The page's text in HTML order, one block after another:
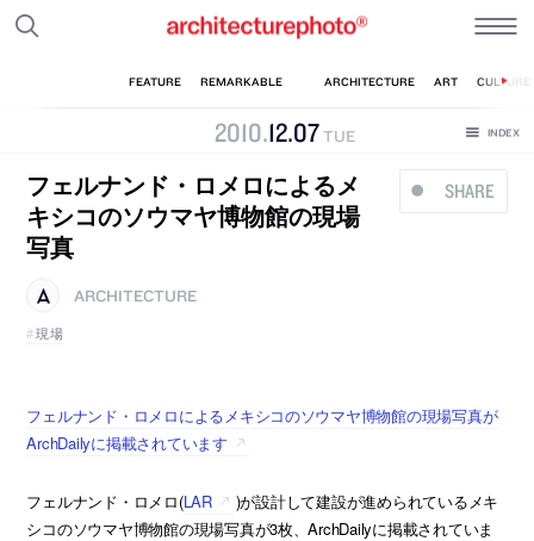
2010.12.07TUE
SHARE
フェルナンド・ロメロによるメ
キシコのソウマヤ博物館の現場
写真
ARCHITECTURE
現場
フェルナンド・ロメロによるメキシコのソウマヤ博物館の現場写真が
ArchDailyに掲載されています
フェルナンド・ロメロ(LAR
)が設計して建設が進められているメキ
シコのソウマヤ博物館の現場写真が3枚、ArchDailyに掲載されていま